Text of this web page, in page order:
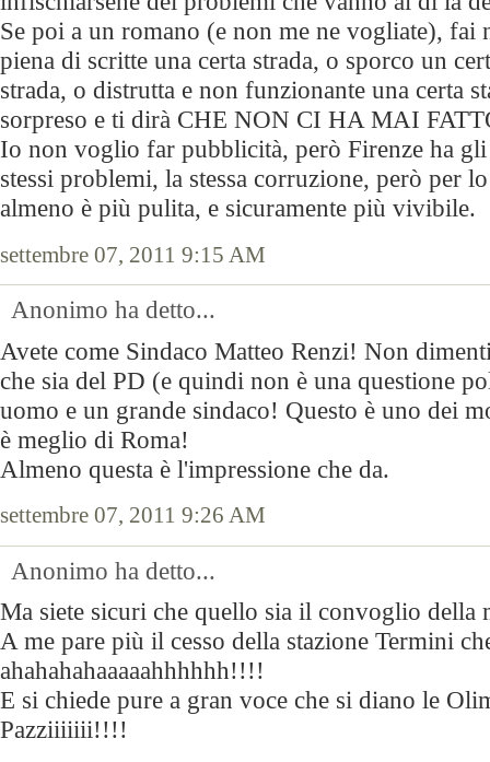
Se poi a un romano (e non me ne vogliate), fai
piena di scritte una certa strada, o sporco un
strada, o distrutta e non funzionante una certa
sorpreso e ti dirà CHE NON CI HA MAI
Io non voglio far pubblicità, però Firenze ha gli
stessi problemi, la stessa corruzione, però per
almeno è più pulita, e sicuramente più vivibile.
settembre 07, 2011 9:15 AM
Anonimo ha detto...
Avete come Sindaco Matteo Renzi! Non
che sia del PD (e quindi non è una questione
uomo e un grande sindaco! Questo è uno dei
è meglio di Roma!
Almeno questa è l'impressione che da.
settembre 07, 2011 9:26 AM
Anonimo ha detto...
Ma siete sicuri che quello sia il convoglio della
A me pare più il cesso della stazione Termini
ahahahahaaaaahhhhhh!!!!
E si chiede pure a gran voce che si diano le
Pazziiiiiii!!!!